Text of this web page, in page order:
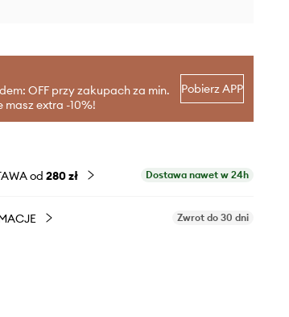
OFF przy zakupach za min.
masz extra -10%!
Pobierz APP
od 280 zł Dostawa nawet w 24h
Zwrot do 30 dni